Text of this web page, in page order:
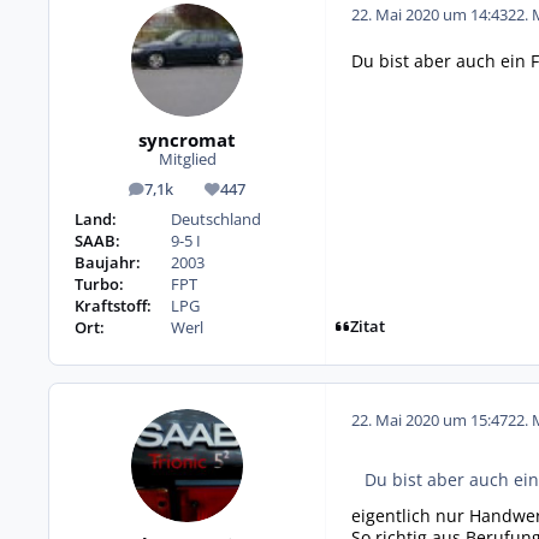
syncromat
Mitglied
7,1k
Beiträge 447
Reputation
Land:
Deutschland
SAAB:
9-5 I
Baujahr:
2003
Turbo:
FPT
Kraftstoff:
LPG
Ort:
Werl
22. Mai 2020 um 14:4322.
Du bist aber auch ein
Zitat
22. Mai 2020 um 15:4722.
Du bist aber auch
eigentlich nur